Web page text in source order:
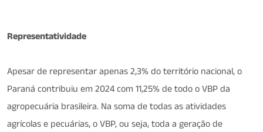
Representatividade
Apesar de representar apenas 2,3% do território nacional, o
Paraná contribuiu em 2024 com 11,25% de todo o VBP da
agropecuária brasileira. Na soma de todas as atividades
agrícolas e pecuárias, o VBP, ou seja, toda a geração de